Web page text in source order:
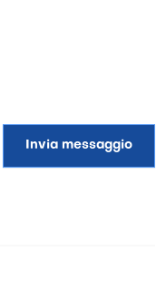
Invia messaggio